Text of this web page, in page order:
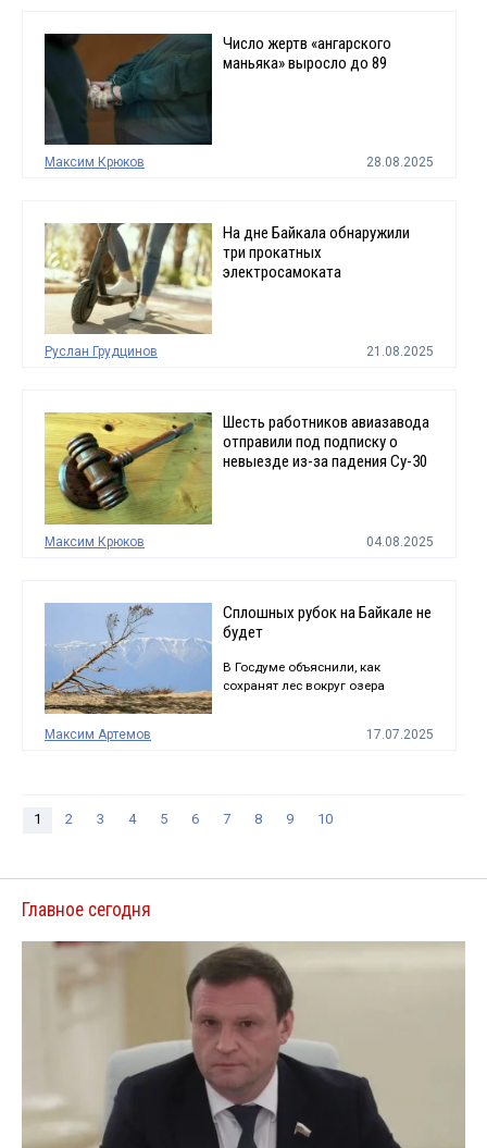
Число жертв «ангарского
маньяка» выросло до 89
Максим Крюков 28.08.2025
На дне Байкала обнаружили
три прокатных
электросамоката
Руслан Грудцинов 21.08.2025
Шесть работников авиазавода
отправили под подписку о
невыезде из-за падения Су-30
Максим Крюков 04.08.2025
Сплошных рубок на Байкале не
будет
В Госдуме объяснили, как
сохранят лес вокруг озера
Максим Артемов 17.07.2025
1 2 3 4 5 6 7 8 9 10
Главное сегодня